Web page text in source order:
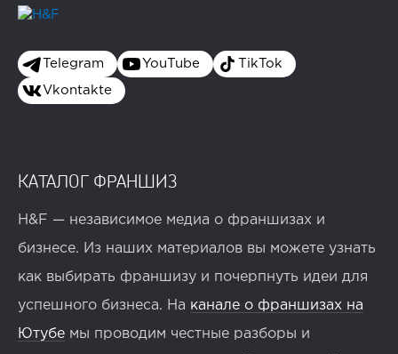
Telegram YouTube TikTok
Vkontakte
КАТАЛОГ ФРАНШИЗ
H&F — независимое медиа о франшизах и
бизнесе. Из наших материалов вы можете узнать
как выбирать франшизу и почерпнуть идеи для
успешного бизнеса. На канале о франшизах на
Ютубе мы проводим честные разборы и